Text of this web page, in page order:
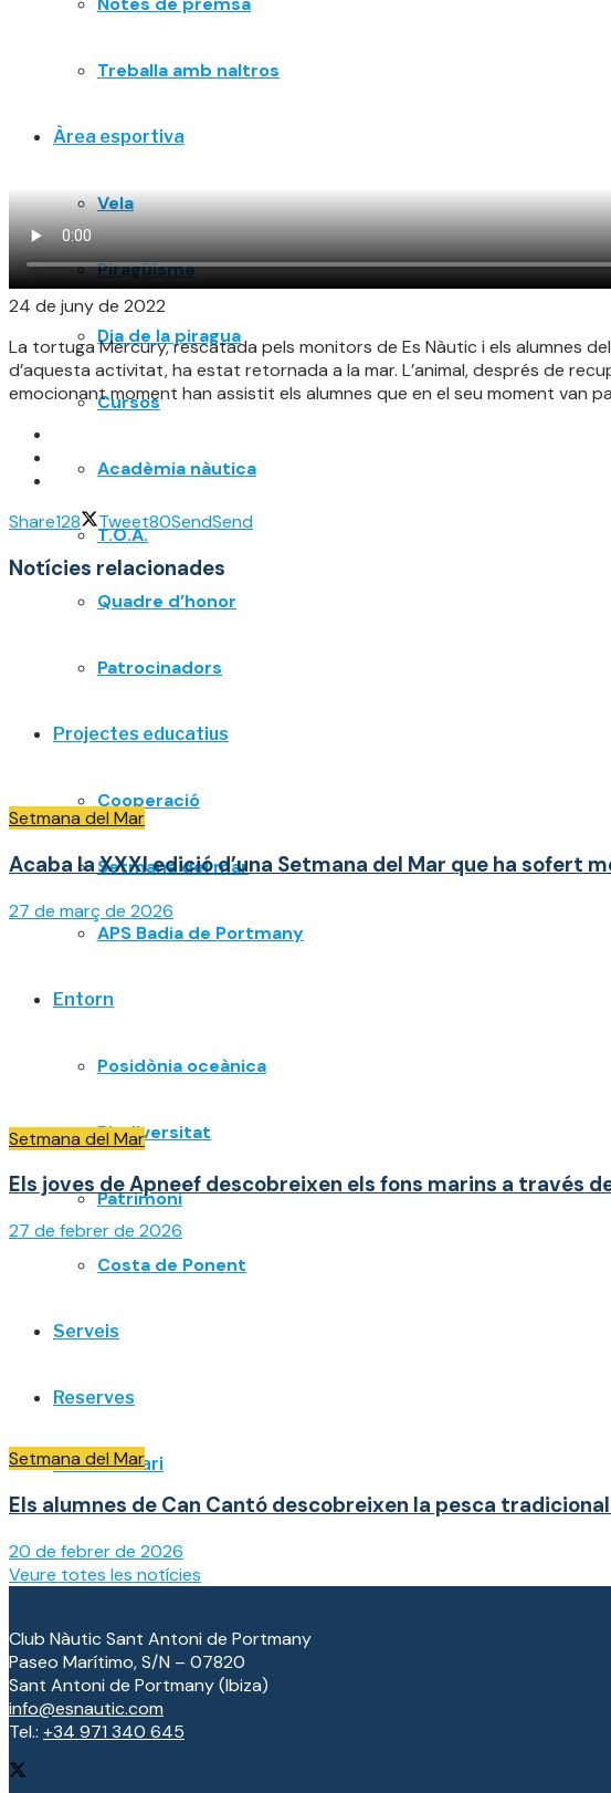
Treballa amb naltros
Àrea esportiva
Vela
Piragüisme
Dia de la piragua
Cursos
Acadèmia nàutica
T.O.A.
Quadre d’honor
Patrocinadors
Projectes educatius
Cooperació
Setmana del mar
APS Badia de Portmany
Entorn
Posidònia oceànica
Biodiversitat
Patrimoni
Costa de Ponent
Serveis
Reserves
Portal usuari
24 de juny de 2022
La tortuga Mercury, rescatada pels monitors de Es Nàutic i els alumnes
d’aquesta activitat, ha estat retornada a la mar. L’animal, després de
emocionant moment han assistit els alumnes que en el seu moment van
Share128 Tweet80SendSend
Notícies relacionades
Setmana del Mar
Acaba la XXXI edició d’una Setmana del Mar que ha sofert
27 de març de 2026
Setmana del Mar
Els joves de Apneef descobreixen els fons marins a través
27 de febrer de 2026
Setmana del Mar
Els alumnes de Can Cantó descobreixen la pesca
20 de febrer de 2026
Veure totes les notícies
Club Nàutic Sant Antoni de Portmany
Paseo Marítimo, S/N – 07820
Sant Antoni de Portmany (Ibiza)
info@esnautic.com
Tel.: +34 971 340 645